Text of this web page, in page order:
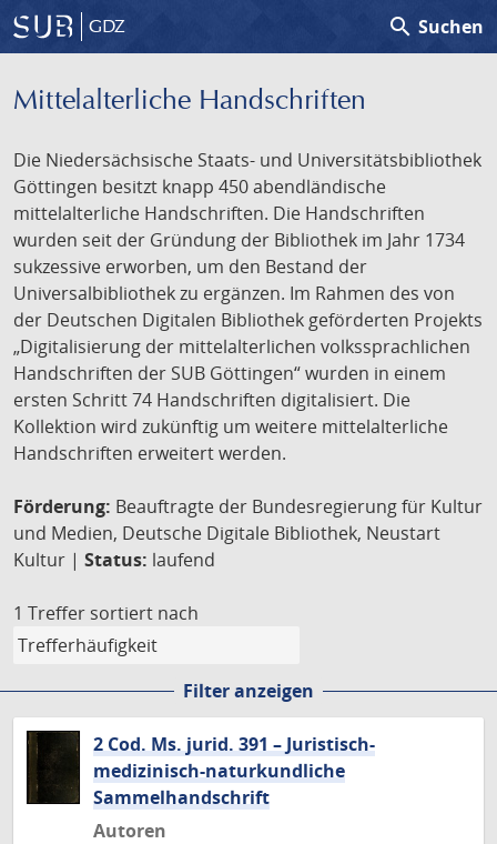
GDZ search Suchen
Mittelalterliche Handschriften
Die Niedersächsische Staats- und Universitätsbibliothek
Göttingen besitzt knapp 450 abendländische
mittelalterliche Handschriften. Die Handschriften
wurden seit der Gründung der Bibliothek im Jahr 1734
sukzessive erworben, um den Bestand der
Universalbibliothek zu ergänzen. Im Rahmen des von
der Deutschen Digitalen Bibliothek geförderten Projekts
„Digitalisierung der mittelalterlichen volkssprachlichen
Handschriften der SUB Göttingen“ wurden in einem
ersten Schritt 74 Handschriften digitalisiert. Die
Kollektion wird zukünftig um weitere mittelalterliche
Handschriften erweitert werden.
Förderung: Beauftragte der Bundesregierung für Kultur
und Medien, Deutsche Digitale Bibliothek, Neustart
Kultur | Status: laufend
1 Treffer sortiert nach
Filter anzeigen
2 Cod. Ms. jurid. 391 – Juristisch-
medizinisch-naturkundliche
Sammelhandschrift
Autoren